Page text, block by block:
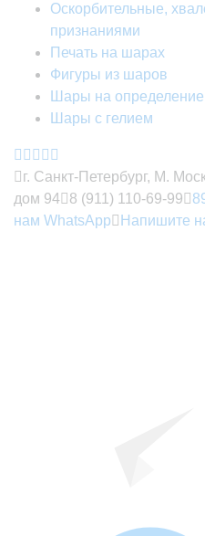
Оскорбительные,
признаниями
Печать на шарах
Фигуры из шаров
Шары на
Шары с гелием
г. Санкт-Петербург, М.
дом 94
8 (911) 110-69-99
нам WhatsApp
Напишите